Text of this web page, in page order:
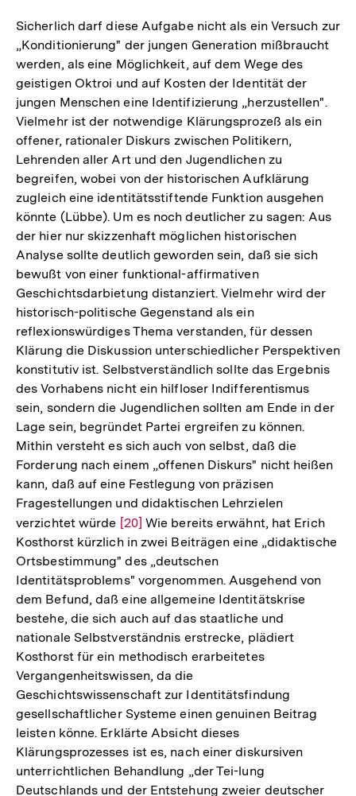
Sicherlich darf diese Aufgabe nicht als ein Versuch zur
„Konditionierung" der jungen Generation mißbraucht
werden, als eine Möglichkeit, auf dem Wege des
geistigen Oktroi und auf Kosten der Identität der
jungen Menschen eine Identifizierung „herzustellen".
Vielmehr ist der notwendige Klärungsprozeß als ein
offener, rationaler Diskurs zwischen Politikern,
Lehrenden aller Art und den Jugendlichen zu
begreifen, wobei von der historischen Aufklärung
zugleich eine identitätsstiftende Funktion ausgehen
könnte (Lübbe). Um es noch deutlicher zu sagen: Aus
der hier nur skizzenhaft möglichen historischen
Analyse sollte deutlich geworden sein, daß sie sich
bewußt von einer funktional-affirmativen
Geschichtsdarbietung distanziert. Vielmehr wird der
historisch-politische Gegenstand als ein
reflexionswürdiges Thema verstanden, für dessen
Klärung die Diskussion unterschiedlicher Perspektiven
konstitutiv ist. Selbstverständlich sollte das Ergebnis
des Vorhabens nicht ein hilfloser Indifferentismus
sein, sondern die Jugendlichen sollten am Ende in der
Lage sein, begründet Partei ergreifen zu können.
Mithin versteht es sich auch von selbst, daß die
Forderung nach einem „offenen Diskurs" nicht heißen
kann, daß auf eine Festlegung von präzisen
Fragestellungen und didaktischen Lehrzielen
verzichtet würde Zur
Auflösung
der
Fußnote
[20] Wie bereits erwähnt, hat Erich
Kosthorst kürzlich in zwei Beiträgen eine „didaktische
Ortsbestimmung" des „deutschen
Identitätsproblems" vorgenommen. Ausgehend von
dem Befund, daß eine allgemeine Identitätskrise
bestehe, die sich auch auf das staatliche und
nationale Selbstverständnis erstrecke, plädiert
Kosthorst für ein methodisch erarbeitetes
Vergangenheitswissen, da die
Geschichtswissenschaft zur Identitätsfindung
gesellschaftlicher Systeme einen genuinen Beitrag
leisten könne. Erklärte Absicht dieses
Klärungsprozesses ist es, nach einer diskursiven
unterrichtlichen Behandlung „der Tei-lung
Deutschlands und der Entstehung zweier deutscher